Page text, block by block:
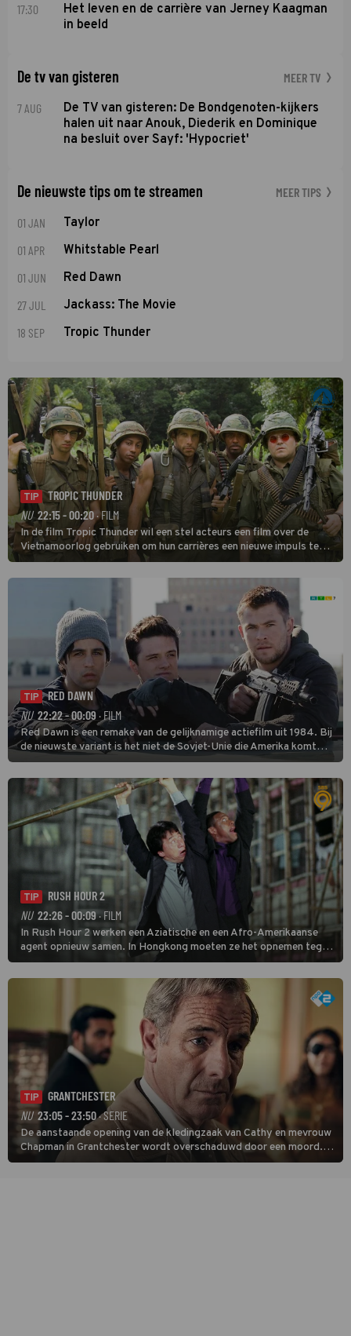
17:30
Het leven en de carrière van Jerney Kaagman
in beeld
De tv van gisteren MEER TV
7 AUG
De TV van gisteren: De Bondgenoten-kijkers
halen uit naar Anouk, Diederik en Dominique
na besluit over Sayf: 'Hypocriet'
De nieuwste tips om te streamen MEER TIPS
01 JAN Taylor
01 APR Whitstable Pearl
01 JUN Red Dawn
27 JUL Jackass: The Movie
18 SEP Tropic Thunder
TIP
TROPIC THUNDER
NU 22:15 - 00:20· FILM
In de film Tropic Thunder wil een stel acteurs een film over de
Vietnamoorlog gebruiken om hun carrières een nieuwe impuls te
geven, maar tijdens de opnamen in het zuiden van Vietnam komen
ze in een oorlog tussen twee drugsbendes terecht.
TIP
RED DAWN
NU 22:22 - 00:09· FILM
Red Dawn is een remake van de gelijknamige actiefilm uit 1984. Bij
de nieuwste variant is het niet de Sovjet-Unie die Amerika komt
binnenvallen, maar zijn Rusland en Noord-Korea de vijanden.
TIP
RUSH HOUR 2
NU 22:26 - 00:09· FILM
In Rush Hour 2 werken een Aziatische en een Afro-Amerikaanse
agent opnieuw samen. In Hongkong moeten ze het opnemen tegen
een bende die met vals geld handelt.
TIP
GRANTCHESTER
NU 23:05 - 23:50· SERIE
De aanstaande opening van de kledingzaak van Cathy en mevrouw
Chapman in Grantchester wordt overschaduwd door een moord.
Als fotograaf Tony Parker dood wordt aangetroffen, lijkt